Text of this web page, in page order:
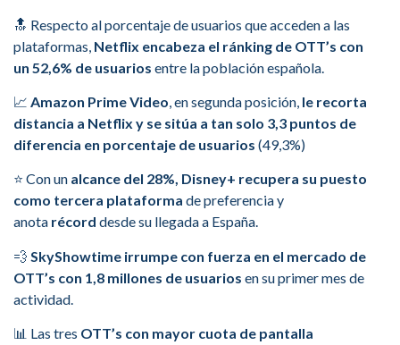
🔝 Respecto al porcentaje de usuarios que acceden a las
plataformas, Netflix encabeza el ránking de OTT’s con
un 52,6% de usuarios entre la población española.
📈 Amazon Prime Video, en segunda posición, le recorta
distancia a Netflix y se sitúa a tan solo 3,3 puntos de
diferencia en porcentaje de usuarios (49,3%)
⭐ Con un alcance del 28%, Disney+ recupera su puesto
como tercera plataforma de preferencia y
anota récord desde su llegada a España.
💨 SkyShowtime irrumpe con fuerza en el mercado de
OTT’s con 1,8 millones de usuarios en su primer mes de
actividad.
📊 Las tres OTT’s con mayor cuota de pantalla